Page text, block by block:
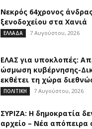
Νεκρός 64χρονος
ξενοδοχείου στα Χανιά
ΕΛΛΑΔΑ 7 Αυγούστου, 2026
ΕΛΑΣ για υποκλοπές:
ώσμωση κυβέρνησης-
εκθέτει τη χώρα
ΠΟΛΙΤΙΚΗ 7 Αυγούστου, 2026
ΣΥΡΙΖΑ: Η δημοκρατία
αρχείο – Νέα απόπειρα